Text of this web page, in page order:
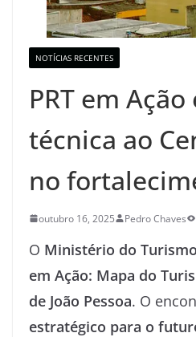
NOTÍCIAS RECENTES
PRT em
técnica ao
no
outubro 16, 2025 Pedro Chaves
O Ministério do
em Ação: Mapa do
de João Pessoa. O
estratégico para o